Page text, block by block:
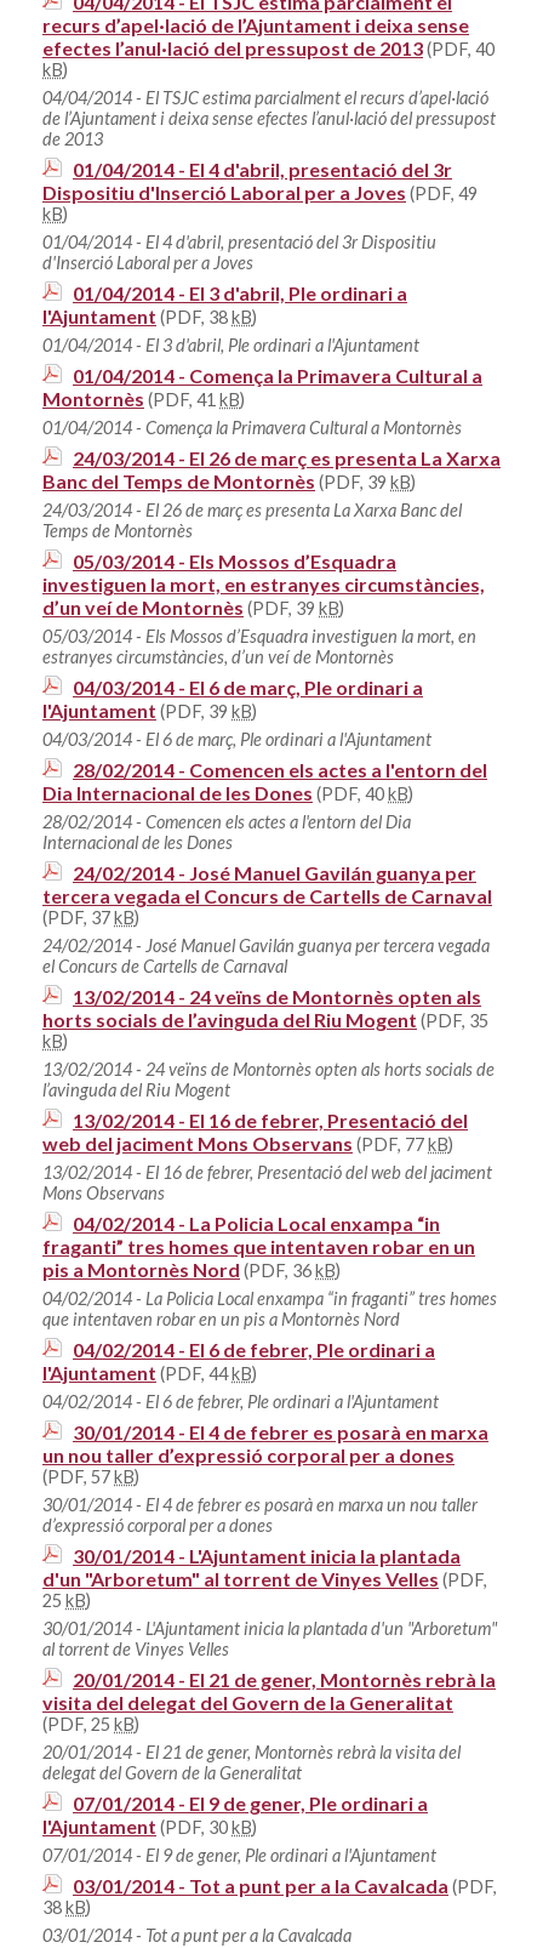
recurs d’apel·lació de l’Ajuntament i deixa sense
efectes l’anul·lació del pressupost de 2013(PDF, 40
kB)
04/04/2014 - El TSJC estima parcialment el recurs d’apel·lació
de l’Ajuntament i deixa sense efectes l’anul·lació del pressupost
de 2013
01/04/2014 - El 4 d'abril, presentació del 3r
Dispositiu d'Inserció Laboral per a Joves (PDF, 49
kB)
01/04/2014 - El 4 d'abril, presentació del 3r Dispositiu
d'Inserció Laboral per a Joves
01/04/2014 - El 3 d'abril, Ple ordinari a
l'Ajuntament (PDF, 38kB)
01/04/2014 - El 3 d'abril, Ple ordinari a l'Ajuntament
01/04/2014 - Comença la Primavera Cultural a
Montornès (PDF, 41 kB)
01/04/2014 - Comença la Primavera Cultural a Montornès
24/03/2014 - El 26 de març es presenta La Xarxa
Banc del Temps de Montornès (PDF, 39 kB)
24/03/2014 - El 26 de març es presenta La Xarxa Banc del
Temps de Montornès
05/03/2014 - Els Mossos d’Esquadra
investiguen la mort, en estranyes circumstàncies,
d’un veí de Montornès (PDF, 39 kB)
05/03/2014 - Els Mossos d’Esquadra investiguen la mort, en
estranyes circumstàncies, d’un veí de Montornès
04/03/2014 - El 6 de març, Ple ordinari a
l'Ajuntament (PDF, 39 kB)
04/03/2014 - El 6 de març, Ple ordinari a l'Ajuntament
28/02/2014 - Comencen els actes a l'entorn del
Dia Internacional de les Dones (PDF, 40kB)
28/02/2014 - Comencen els actes a l'entorn del Dia
Internacional de les Dones
24/02/2014 - José Manuel Gavilán guanya per
tercera vegada el Concurs de Cartells de Carnaval
(PDF, 37kB)
24/02/2014 - José Manuel Gavilán guanya per tercera vegada
el Concurs de Cartells de Carnaval
13/02/2014 - 24 veïns de Montornès opten als
horts socials de l’avinguda del Riu Mogent (PDF, 35
kB)
13/02/2014 - 24 veïns de Montornès opten als horts socials de
l’avinguda del Riu Mogent
13/02/2014 - El 16 de febrer, Presentació del
web del jaciment Mons Observans (PDF, 77kB)
13/02/2014 - El 16 de febrer, Presentació del web del jaciment
Mons Observans
04/02/2014 - La Policia Local enxampa “in
fraganti” tres homes que intentaven robar en un
pis a Montornès Nord (PDF, 36kB)
04/02/2014 - La Policia Local enxampa “in fraganti” tres homes
que intentaven robar en un pis a Montornès Nord
04/02/2014 - El 6 de febrer, Ple ordinari a
l'Ajuntament (PDF, 44kB)
04/02/2014 - El 6 de febrer, Ple ordinari a l'Ajuntament
30/01/2014 - El 4 de febrer es posarà en marxa
un nou taller d’expressió corporal per a dones
(PDF, 57kB)
30/01/2014 - El 4 de febrer es posarà en marxa un nou taller
d’expressió corporal per a dones
30/01/2014 - L'Ajuntament inicia la plantada
d'un "Arboretum" al torrent de Vinyes Velles (PDF,
25 kB)
30/01/2014 - L'Ajuntament inicia la plantada d'un "Arboretum"
al torrent de Vinyes Velles
20/01/2014 - El 21 de gener, Montornès rebrà la
visita del delegat del Govern de la Generalitat
(PDF, 25 kB)
20/01/2014 - El 21 de gener, Montornès rebrà la visita del
delegat del Govern de la Generalitat
07/01/2014 - El 9 de gener, Ple ordinari a
l'Ajuntament (PDF, 30kB)
07/01/2014 - El 9 de gener, Ple ordinari a l'Ajuntament
03/01/2014 - Tot a punt per a la Cavalcada (PDF,
38kB)
03/01/2014 - Tot a punt per a la Cavalcada